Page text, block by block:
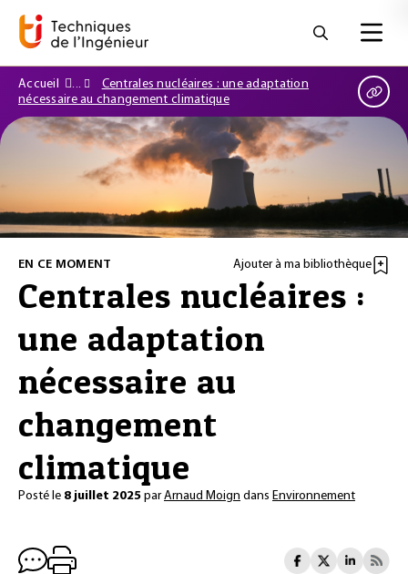
Accueil
Centrales nucléaires : une adaptation
nécessaire au changement climatique
EN CE MOMENT Ajouter à ma bibliothèque
Centrales nucléaires :
une adaptation
nécessaire au
changement
climatique
Posté le 8 juillet 2025 parArnaud Moign dans Environnement